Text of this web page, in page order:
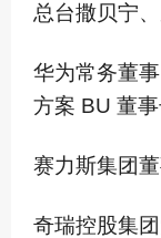
总台撒贝宁
华为常务董
方案 BU 董
赛力斯集团
奇瑞控股集